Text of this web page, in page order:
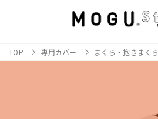
TOP 専用カバー まくら・抱きまくら